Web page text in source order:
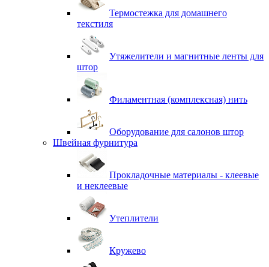
Термостежка для домашнего
текстиля
Утяжелители и магнитные ленты для
штор
Филаментная (комплексная) нить
Оборудование для салонов штор
Швейная фурнитура
Прокладочные материалы - клеевые
и неклеевые
Утеплители
Кружево